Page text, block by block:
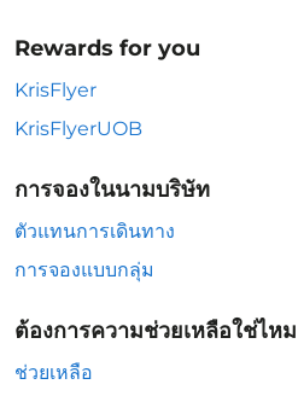
Rewards for you
KrisFlyer
KrisFlyerUOB
การจองในนามบริษัท
ตัวแทนการเดินทาง
การจองแบบกลุ่ม
ต้องการความช่วยเหลือใช่ไหม
ช่วยเหลือ